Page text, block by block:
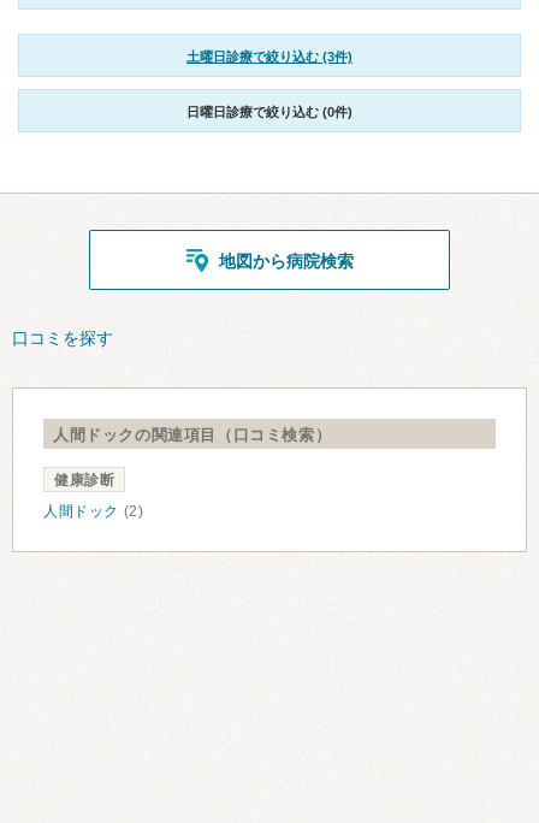
土曜日診療で絞り込む (3件)
日曜日診療で絞り込む (0件)
地図から病院検索
口コミを探す
人間ドックの関連項目（口コミ検索）
健康診断
人間ドック (2)